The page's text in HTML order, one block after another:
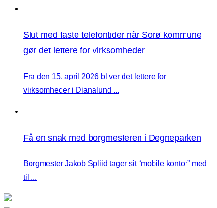
Slut med faste telefontider når Sorø kommune
gør det lettere for virksomheder
Fra den 15. april 2026 bliver det lettere for
virksomheder i Dianalund ...
Få en snak med borgmesteren i Degneparken
Borgmester Jakob Spliid tager sit “mobile kontor” med
til ...